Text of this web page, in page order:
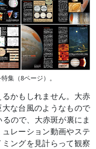
かもしれません。大赤
な台風のようなもので
ので、大赤斑が裏にま
レーション動画やステ
ングを見計らって観察
集（8ページ）。